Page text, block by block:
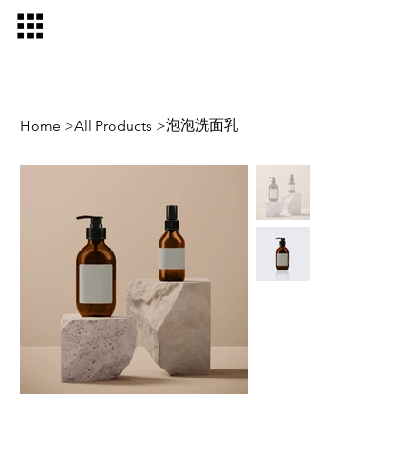
Home >All Products >泡泡洗面乳